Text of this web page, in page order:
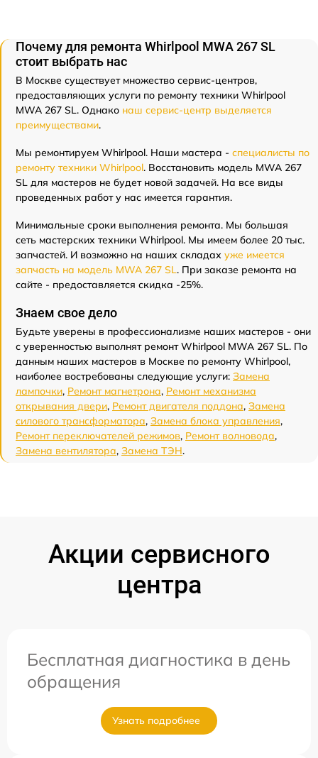
Почему для ремонта Whirlpool MWA 267 SL
стоит выбрать нас
В Москве существует множество сервис-центров,
предоставляющих услуги по ремонту техники Whirlpool
MWA 267 SL. Однако наш сервис-центр выделяется
преимуществами.
Мы ремонтируем Whirlpool. Наши мастера - специалисты по
ремонту техники Whirlpool. Восстановить модель MWA 267
SL для мастеров не будет новой задачей. На все виды
проведенных работ у нас имеется гарантия.
Минимальные сроки выполнения ремонта. Мы большая
сеть мастерских техники Whirlpool. Мы имеем более 20 тыс.
запчастей. И возможно на наших складах уже имеется
запчасть на модель MWA 267 SL. При заказе ремонта на
сайте - предоставляется скидка -25%.
Знаем свое дело
Будьте уверены в профессионализме наших мастеров - они
с уверенностью выполнят ремонт Whirlpool MWA 267 SL. По
данным наших мастеров в Москве по ремонту Whirlpool,
наиболее востребованы следующие услуги: Замена
лампочки, Ремонт магнетрона, Ремонт механизма
открывания двери, Ремонт двигателя поддона, Замена
силового трансформатора, Замена блока управления,
Ремонт переключателей режимов, Ремонт волновода,
Замена вентилятора, Замена ТЭН.
Акции сервисного
центра
Бесплатная диагностика в день
обращения
Узнать подробнее